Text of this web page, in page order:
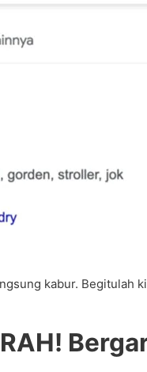
kabur. Begitulah